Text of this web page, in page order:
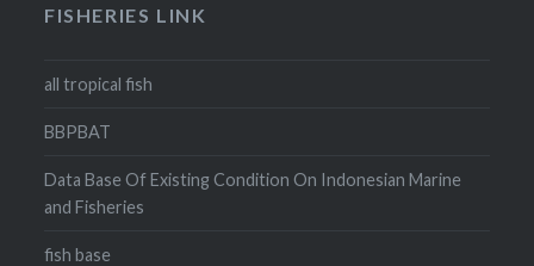
FISHERIES LINK
all tropical fish
BBPBAT
Data Base Of Existing Condition On Indonesian Marine
and Fisheries
fish base